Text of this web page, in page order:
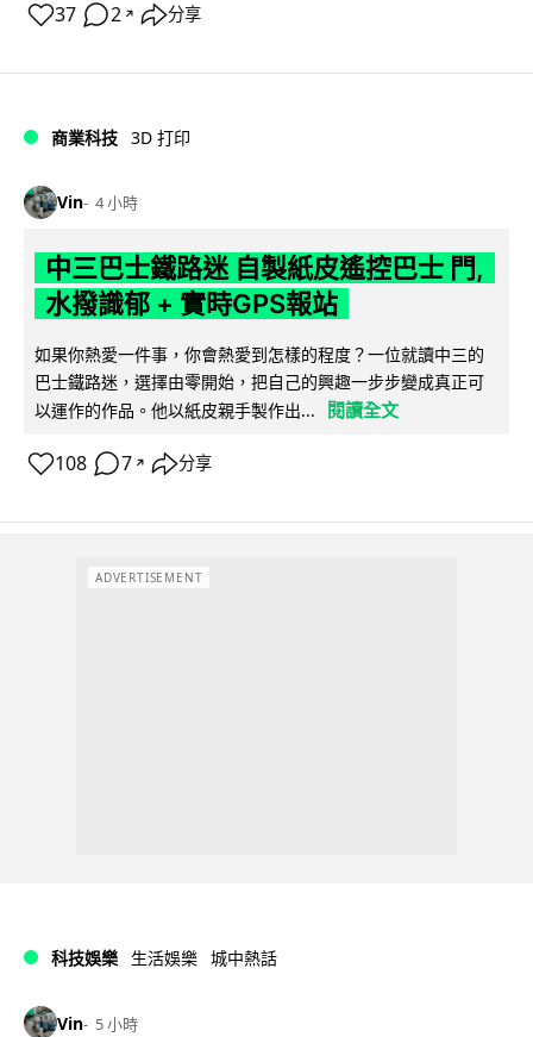
37 2 ↗ 分享
商業科技 3D 打印
Vin 4 小時
中三巴士鐵路迷 自製紙皮遙控巴士 門,
水撥識郁 + 實時GPS報站
如果你熱愛一件事，你會熱愛到怎樣的程度？一位就讀中三的
巴士鐵路迷，選擇由零開始，把自己的興趣一步步變成真正可
以運作的作品。他以紙皮親手製作出...
閱讀全文
108 7 ↗ 分享
ADVERTISEMENT
科技娛樂 生活娛樂 城中熱話
Vin 5 小時